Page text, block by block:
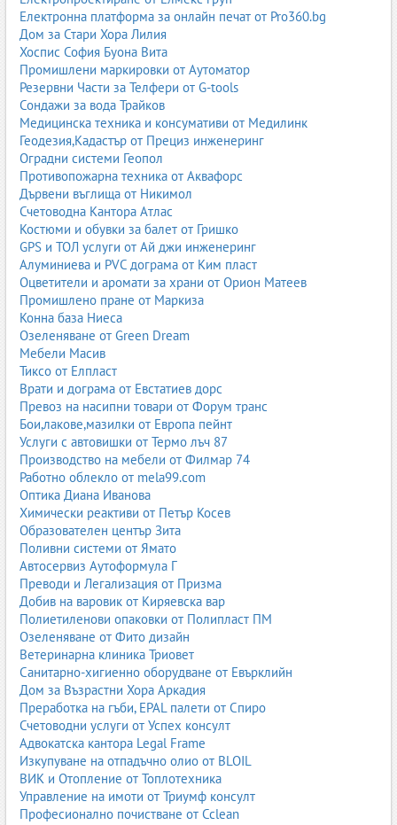
Електронна платформа за онлайн печат от Pro360.bg
Дом за Стари Хора Лилия
Хоспис София Буона Вита
Промишлени маркировки от Аутоматор
Резервни Части за Телфери от G-tools
Сондажи за вода Трайков
Медицинска техника и консумативи от Медилинк
Геодезия,Кадастър от Прециз инженеринг
Оградни системи Геопол
Противопожарна техника от Аквафорс
Дървени въглища от Никимол
Счетоводна Кантора Атлас
Костюми и обувки за балет от Гришко
GPS и ТОЛ услуги от Ай джи инженеринг
Алуминиева и PVC дограма от Ким пласт
Оцветители и аромати за храни от Орион Матеев
Промишлено пране от Маркиза
Конна база Ниеса
Озеленяване от Green Dream
Мебели Масив
Тиксо от Елпласт
Врати и дограма от Евстатиев дорс
Превоз на насипни товари от Форум транс
Бои,лакове,мазилки от Европа пейнт
Услуги с автовишки от Термо лъч 87
Производство на мебели от Филмар 74
Работно облекло от mela99.com
Оптика Диана Иванова
Химически реактиви от Петър Косев
Образователен център Зита
Поливни системи от Ямато
Автосервиз Аутоформула Г
Преводи и Легализация от Призма
Добив на варовик от Киряевска вар
Полиетиленови опаковки от Полипласт ПМ
Озеленяване от Фито дизайн
Ветеринарна клиника Триовет
Санитарно-хигиенно оборудване от Евърклийн
Дом за Възрастни Хора Аркадия
Преработка на гъби, EPAL палети от Спиро
Счетоводни услуги от Успех консулт
Адвокатска кантора Legal Frame
Изкупуване на отпадъчно олио от BLOIL
ВИК и Отопление от Топлотехника
Управление на имоти от Триумф консулт
Професионално почистване от Cclean